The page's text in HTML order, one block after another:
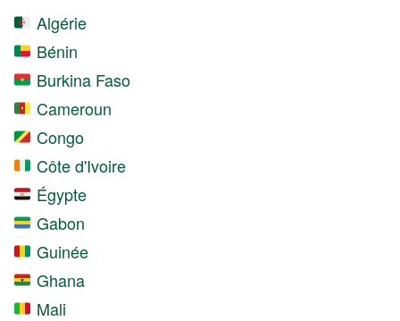
Algérie
Bénin
Burkina Faso
Cameroun
Congo
Côte d'Ivoire
Égypte
Gabon
Guinée
Ghana
Mali